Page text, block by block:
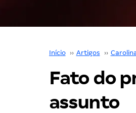
Início ›› Artigos ››
Fato do
assunto